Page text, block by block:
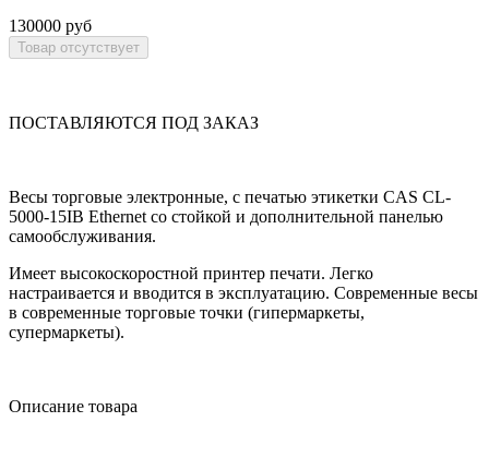
130000 руб
ПОСТАВЛЯЮТСЯ ПОД ЗАКАЗ
Весы торговые электронные, с печатью этикетки CAS CL-
5000-15IB Ethernet со стойкой и дополнительной панелью
самообслуживания.
Имеет высокоскоростной принтер печати. Легко
настраивается и вводится в эксплуатацию. Современные весы
в современные торговые точки (гипермаркеты,
супермаркеты).
Описание товара